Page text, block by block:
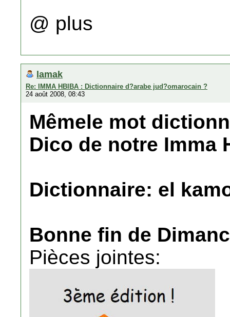
@ plus
lamak
Re: IMMA HBIBA : Dictionnaire d?arabe jud?omarocain ?
24 août 2008, 08:43
Mêmele mot
Dico de notre Imma
Dictionnaire: el
Bonne fin de
Pièces jointes: